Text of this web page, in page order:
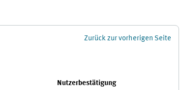
Zurück zur vorherigen Seite
Nutzerbestätigung